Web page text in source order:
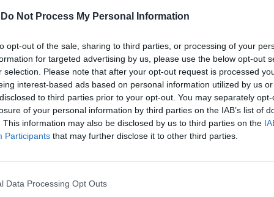
Do Not Process My Personal Information
opt-out of the sale, sharing to third parties, or processing of your
for targeted advertising by us, please use the below opt-out
selection. Please note that after your opt-out request is processed
interest-based ads based on personal information utilized by us
to third parties prior to your opt-out. You may separately
of your personal information by third parties on the IAB’s list of
This information may also be disclosed by us to third parties on the
Participants that may further disclose it to other third parties.
Data Processing Opt Outs
ha detto subito dopo Capezzone. «Dal
stanca di risse e di battibecchi tra i
un grande invito agli italiani che hanno
che cercavano riforme che non vedono e
dell'Ulivo che non vogliono essere
dall'odio contro Berlusconi. Dal
un partito radicale che chiede più
e più riforme». Della Vedova ha
per i voti ottenuti dalla sua mozione,
è sceso in campo - afferma - con
Trump, Meloni e la strategia